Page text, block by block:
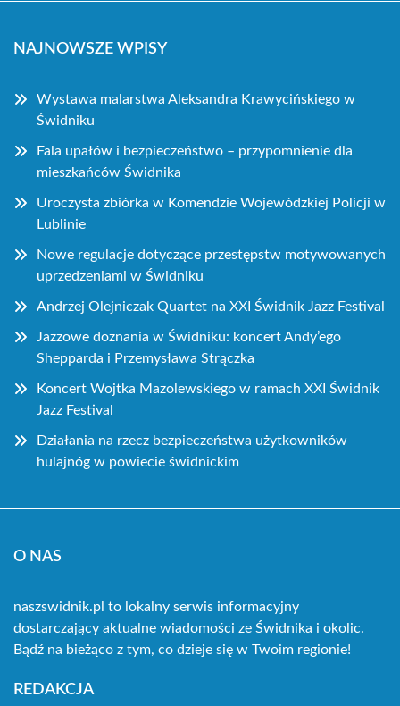
NAJNOWSZE WPISY
Wystawa malarstwa Aleksandra Krawycińskiego w
Świdniku
Fala upałów i bezpieczeństwo – przypomnienie dla
mieszkańców Świdnika
Uroczysta zbiórka w Komendzie Wojewódzkiej Policji w
Lublinie
Nowe regulacje dotyczące przestępstw motywowanych
uprzedzeniami w Świdniku
Andrzej Olejniczak Quartet na XXI Świdnik Jazz Festival
Jazzowe doznania w Świdniku: koncert Andy’ego
Shepparda i Przemysława Strączka
Koncert Wojtka Mazolewskiego w ramach XXI Świdnik
Jazz Festival
Działania na rzecz bezpieczeństwa użytkowników
hulajnóg w powiecie świdnickim
O NAS
naszswidnik.pl to lokalny serwis informacyjny
dostarczający aktualne wiadomości ze Świdnika i okolic.
Bądź na bieżąco z tym, co dzieje się w Twoim regionie!
REDAKCJA